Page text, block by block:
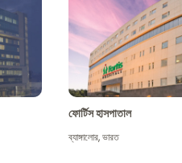
ফোর্টিস হাসপাতাল
ব্যাঙ্গালোর,ভারত